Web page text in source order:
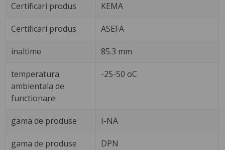
Certificari produs KEMA
Certificari produs ASEFA
inaltime 85.3 mm
temperatura
ambientala de
functionare
-25-50 oC
gama de produse I-NA
gama de produse DPN